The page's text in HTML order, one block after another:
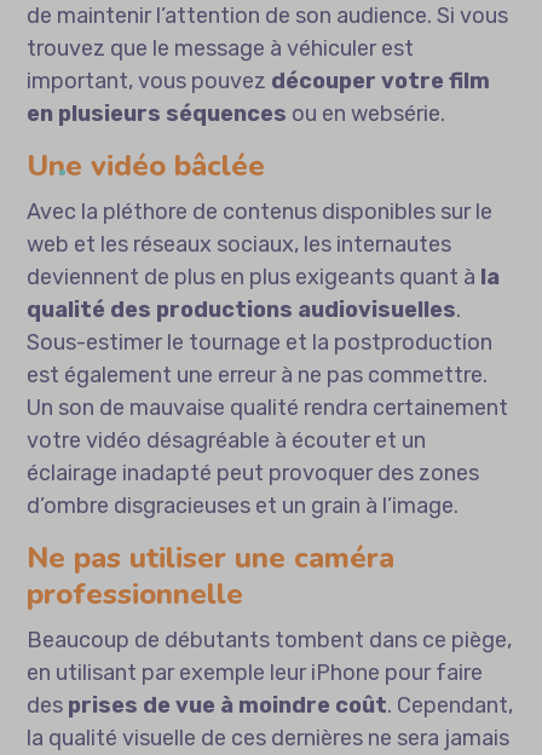
de maintenir l’attention de son audience. Si vous
trouvez que le message à véhiculer est
important, vous pouvez découper votre film
en plusieurs séquences ou en websérie.
Une vidéo bâclée
Avec la pléthore de contenus disponibles sur le
web et les réseaux sociaux, les internautes
deviennent de plus en plus exigeants quant à la
qualité des productions audiovisuelles.
Sous-estimer le tournage et la postproduction
est également une erreur à ne pas commettre.
Un son de mauvaise qualité rendra certainement
votre vidéo désagréable à écouter et un
éclairage inadapté peut provoquer des zones
d’ombre disgracieuses et un grain à l’image.
Ne pas utiliser une caméra
professionnelle
Beaucoup de débutants tombent dans ce piège,
en utilisant par exemple leur iPhone pour faire
des prises de vue à moindre coût. Cependant,
la qualité visuelle de ces dernières ne sera jamais